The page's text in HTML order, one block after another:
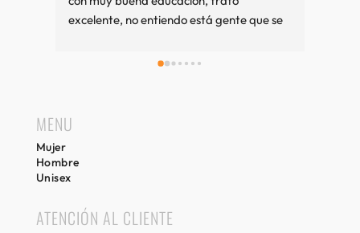
excelente, no entiendo está gente que se
una visita imprescindible, si compramos
MENU
Mujer
Hombre
Unisex
ATENCIÓN AL CLIENTE